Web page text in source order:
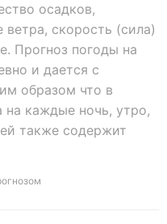
осадков,
скорость (сила)
Прогноз погоды на
и дается с
образом что в
на каждые ночь, утро,
также содержит